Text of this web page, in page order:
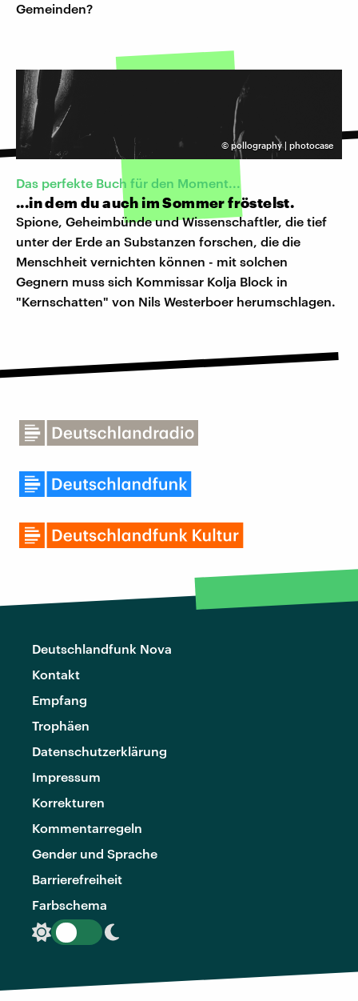
Gemeinden?
© pollography | photocase
Das perfekte Buch für den Moment...
...in dem du auch im Sommer fröstelst.
Spione, Geheimbünde und Wissenschaftler, die tief
unter der Erde an Substanzen forschen, die die
Menschheit vernichten können - mit solchen
Gegnern muss sich Kommissar Kolja Block in
"Kernschatten" von Nils Westerboer herumschlagen.
Deutschlandfunk Nova
Kontakt
Empfang
Trophäen
Datenschutzerklärung
Impressum
Korrekturen
Kommentarregeln
Gender und Sprache
Barrierefreiheit
Farbschema